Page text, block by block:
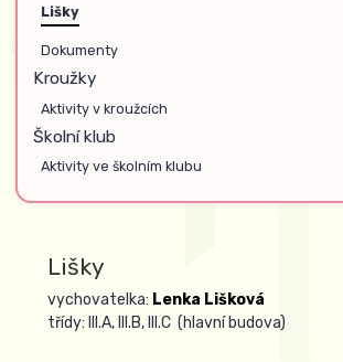
Lišky
Dokumenty
Kroužky
Aktivity v kroužcích
Školní klub
Aktivity ve školním klubu
Lišky
vychovatelka: Lenka Lišková
třídy: III.A, III.B, III.C (hlavní budova)